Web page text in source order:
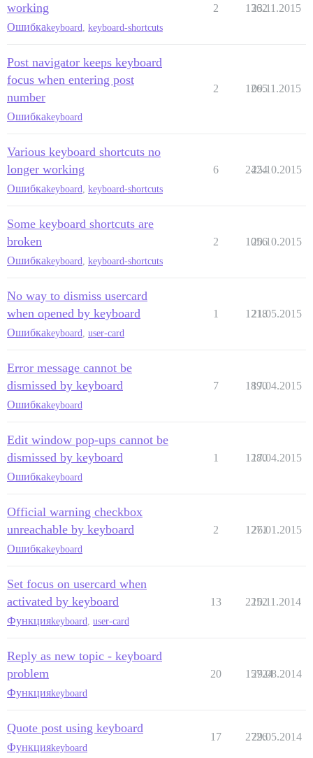
working
Ошибкаkeyboard keyboard-shortcuts
2 1362
23.11.2015
Post navigator keeps keyboard
focus when entering post
number
Ошибкаkeyboard
2 1265
09.11.2015
Various keyboard shortcuts no
longer working
Ошибкаkeyboard keyboard-shortcuts
6 2424
25.10.2015
Some keyboard shortcuts are
broken
Ошибкаkeyboard keyboard-shortcuts
2 1056
20.10.2015
No way to dismiss usercard
when opened by keyboard
Ошибкаkeyboard user-card
1 1218
21.05.2015
Error message cannot be
dismissed by keyboard
Ошибкаkeyboard
7 1890
17.04.2015
Edit window pop-ups cannot be
dismissed by keyboard
Ошибкаkeyboard
1 1280
17.04.2015
Official warning checkbox
unreachable by keyboard
Ошибкаkeyboard
2 1271
26.01.2015
Set focus on usercard when
activated by keyboard
Функцияkeyboard user-card
13 2252
10.11.2014
Reply as new topic - keyboard
problem
Функцияkeyboard
20 15724
29.08.2014
Quote post using keyboard
Функцияkeyboard
17 2726
29.05.2014